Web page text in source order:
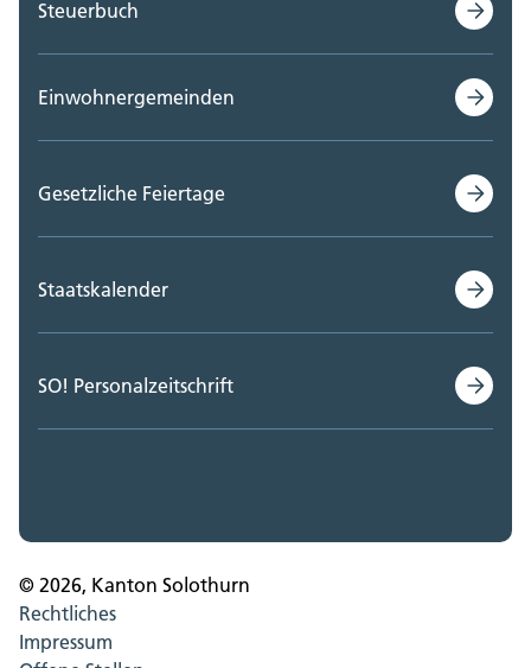
Steuerbuch
Einwohnergemeinden
Gesetzliche Feiertage
Staatskalender
SO! Personalzeitschrift
© 2026, Kanton Solothurn
Rechtliches
Impressum